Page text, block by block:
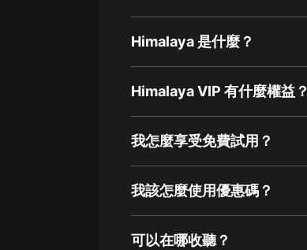
Himalaya 是什麼？
Himalaya VIP 有什麼權益？
我怎麼享受免費試用？
我該怎麼使用優惠碼？
可以在哪收聽？